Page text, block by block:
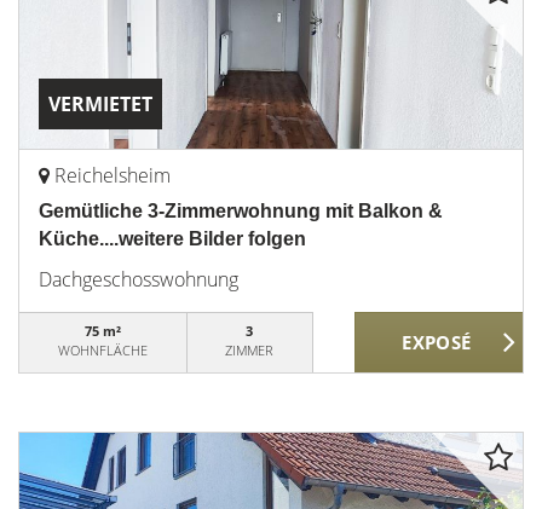
VERMIETET
Reichelsheim
Gemütliche 3-Zimmerwohnung mit Balkon &
Küche....weitere Bilder folgen
Dachgeschosswohnung
75 m²
WOHNFLÄCHE
3
ZIMMER